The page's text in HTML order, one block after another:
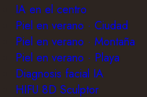
IA en el centro
Piel en verano · Ciudad
Piel en verano · Montaña
Piel en verano · Playa
Diagnosis facial IA
HIFU 8D Sculptor